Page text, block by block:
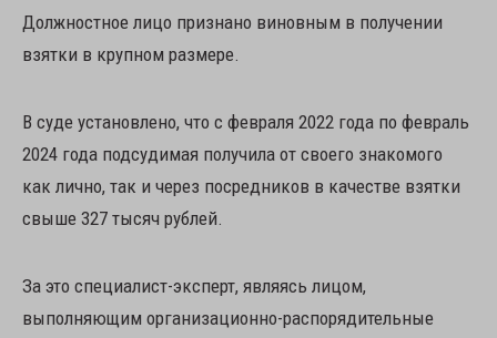
Должностное лицо признано виновным в получении
взятки в крупном размере.
В суде установлено, что с февраля 2022 года по февраль
2024 года подсудимая получила от своего знакомого
как лично, так и через посредников в качестве взятки
свыше 327 тысяч рублей.
За это специалист-эксперт, являясь лицом,
выполняющим организационно-распорядительные